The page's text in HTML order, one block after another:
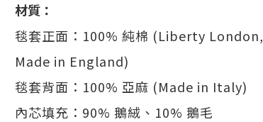
材質：
毯套正面：100% 純棉 (Liberty London,
Made in England)
毯套背面：100% 亞麻 (Made in Italy)
內芯填充：90% 鵝絨、10% 鵝毛